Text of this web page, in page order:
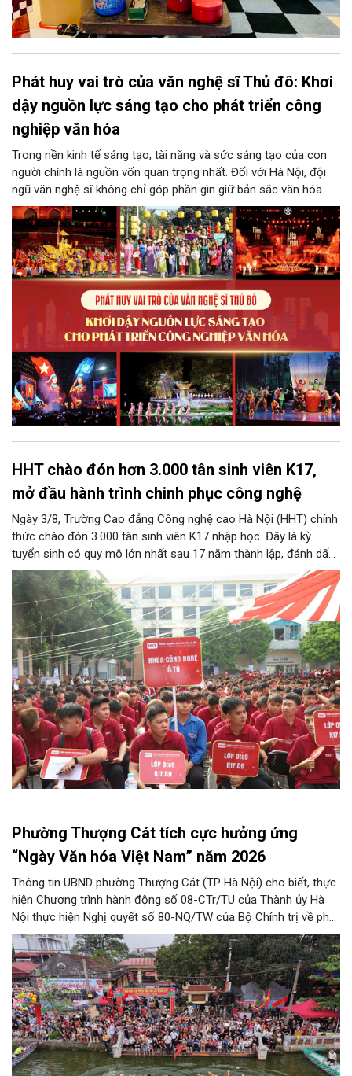
Phát huy vai trò của văn nghệ sĩ Thủ đô: Khơi
dậy nguồn lực sáng tạo cho phát triển công
nghiệp văn hóa
Trong nền kinh tế sáng tạo, tài năng và sức sáng tạo của con
người chính là nguồn vốn quan trọng nhất. Đối với Hà Nội, đội
ngũ văn nghệ sĩ không chỉ góp phần gìn giữ bản sắc văn hóa
mà còn giữ vai trò trung tâm trong quá trình hình thành các sản
phẩm công nghiệp văn hóa có giá trị. Khơi dậy, phát huy và tạo
điều kiện để nguồn lực sáng tạo ấy phát triển sẽ là “chìa khóa”
để Hà Nội khai thác hiệu quả tiềm năng văn hóa, nâng cao năng
lực cạnh tranh và khẳng định vị thế của một trung tâm sáng tạo
trong kỷ nguyên mới.
HHT chào đón hơn 3.000 tân sinh viên K17,
mở đầu hành trình chinh phục công nghệ
Ngày 3/8, Trường Cao đẳng Công nghệ cao Hà Nội (HHT) chính
thức chào đón 3.000 tân sinh viên K17 nhập học. Đây là kỳ
tuyển sinh có quy mô lớn nhất sau 17 năm thành lập, đánh dấu
bước chuyển mình quan trọng của nhà trường.
Phường Thượng Cát tích cực hưởng ứng
“Ngày Văn hóa Việt Nam” năm 2026
Thông tin UBND phường Thượng Cát (TP Hà Nội) cho biết, thực
hiện Chương trình hành động số 08-CTr/TU của Thành ủy Hà
Nội thực hiện Nghị quyết số 80-NQ/TW của Bộ Chính trị về phát
triển Văn hóa Việt Nam; Kế hoạch của UBND Thành phố Hà Nội,
phường Thượng Cát tổ chức nhiều hoạt động trong tháng
11/2026 hưởng ứng “Ngày Văn hóa Việt Nam” năm 2026 trên
địa bàn.